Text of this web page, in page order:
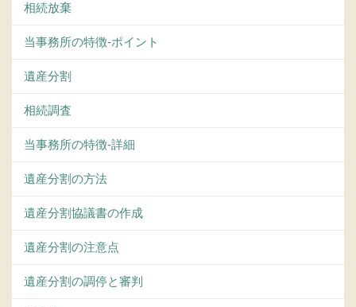
相続放棄
当事務所の特徴-ポイント
遺産分割
相続調査
当事務所の特徴-詳細
遺産分割の方法
遺産分割協議書の作成
遺産分割の注意点
遺産分割の調停と審判